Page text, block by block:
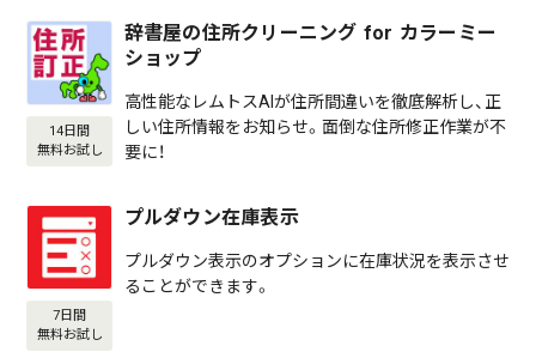
14日間
無料お試し
辞書屋の住所クリーニング for カラーミー
ショップ
高性能なレムトスAIが住所間違いを徹底解析し、正
しい住所情報をお知らせ。面倒な住所修正作業が不
要に！
7日間
無料お試し
プルダウン在庫表示
プルダウン表示のオプションに在庫状況を表示させ
ることができます。